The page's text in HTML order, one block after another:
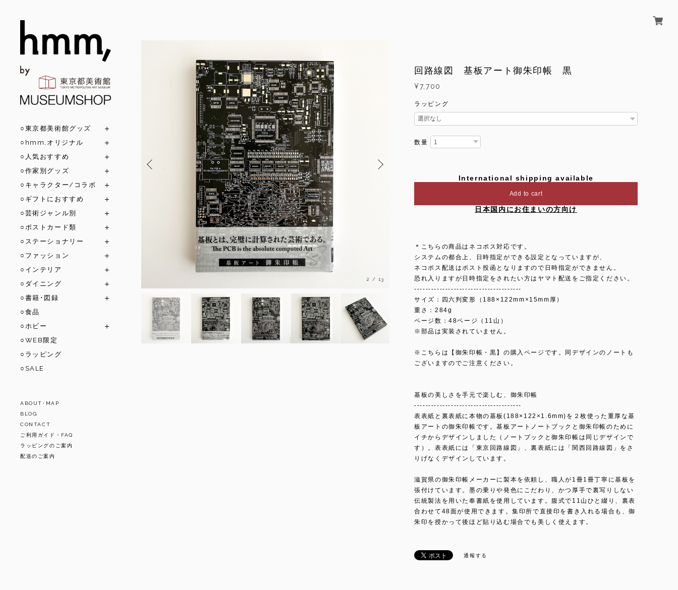
○東京都美術館グッズ
○hmm,オリジナル
○人気おすすめ
○作家別グッズ
○キャラクター/コラボ
○ギフトにおすすめ
○芸術ジャンル別
○ポストカード類
○ステーショナリー
○ファッション
○インテリア
○ダイニング
○書籍･図録
○食品
○ホビー
○WEB限定
○ラッピング
○SALE
ABOUT･MAP
BLOG
CONTACT
ご利用ガイド・FAQ
ラッピングのご案内
配送のご案内
3 / 13
回路線図 基板アート御朱印帳 黒
¥7,700
ラッピング
数量
International shipping available
Add to cart
日本国内にお住まいの方向け
＊こちらの商品はネコポス対応です。
システムの都合上、日時指定ができる設定となっていますが、
ネコポス配送はポスト投函となりますので日時指定ができません。
恐れ入りますが日時指定をされたい方はヤマト配送をご指定ください。
--------------------------------------
サイズ：四六判変形（188×122mm×15mm厚）
重さ：284g
ページ数：48ページ（11山）
※部品は実装されていません。
※こちらは【御朱印帳・黒】の購入ページです。同デザインのノートも
ございますのでご注意ください。
基板の美しさを手元で楽しむ、御朱印帳
--------------------------------------
表表紙と裏表紙に本物の基板(188×122×1.6mm)を２枚使った重厚な基
板アートの御朱印帳です。基板アートノートブックと御朱印帳のために
イチからデザインしました（ノートブックと御朱印帳は同じデザインで
す）。表表紙には「東京回路線図」、裏表紙には「関西回路線図」をさ
りげなくデザインしています。
滋賀県の御朱印帳メーカーに製本を依頼し、職人が1冊1冊丁寧に基板を
張付けています。墨の乗りや発色にこだわり、かつ厚手で裏写りしない
伝統製法を用いた奉書紙を使用しています。腹式で11山ひと綴り、裏表
合わせて48面が使用できます。集印所で直接印を書き入れる場合も、御
朱印を授かって後ほど貼り込む場合でも美しく使えます。
通報する